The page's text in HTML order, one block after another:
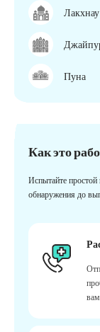
Лакхнау
Пуна
Как это
Испытайте
обнаружения до